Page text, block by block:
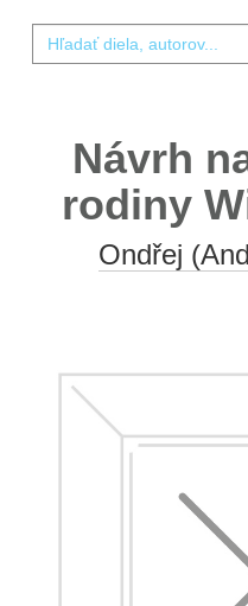
Návrh
rodiny
Ondřej